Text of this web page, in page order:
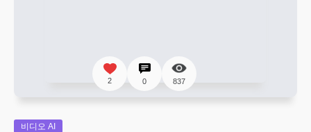
2 0 837
비디오 AI